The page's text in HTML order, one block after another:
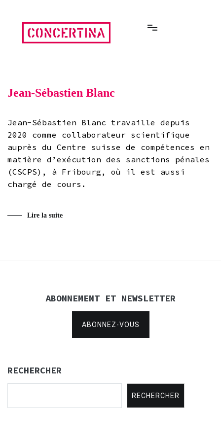
contenu
Jean-Sébastien Blanc
Jean-Sébastien Blanc travaille depuis
2020 comme collaborateur scientifique
auprès du Centre suisse de compétences en
matière d’exécution des sanctions pénales
(CSCPS), à Fribourg, où il est aussi
chargé de cours.
Lire la suite
ABONNEMENT ET NEWSLETTER
ABONNEZ-VOUS
RECHERCHER
RECHERCHER